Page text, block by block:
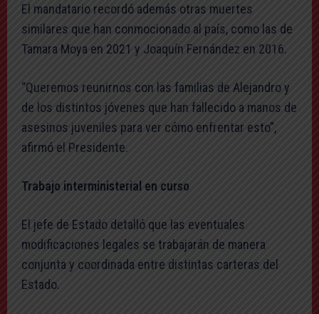
El mandatario recordó además otras muertes
similares que han conmocionado al país, como las de
Tamara Moya en 2021 y Joaquín Fernández en 2016.
“Queremos reunirnos con las familias de Alejandro y
de los distintos jóvenes que han fallecido a manos de
asesinos juveniles para ver cómo enfrentar esto”,
afirmó el Presidente.
Trabajo interministerial en curso
El jefe de Estado detalló que las eventuales
modificaciones legales se trabajarán de manera
conjunta y coordinada entre distintas carteras del
Estado.